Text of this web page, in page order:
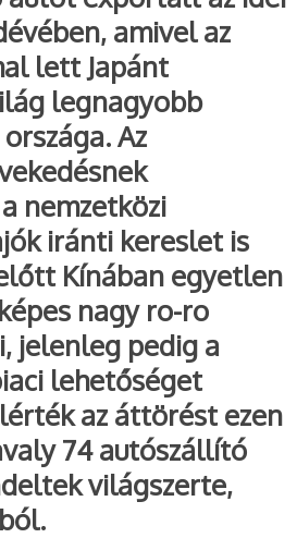
amivel az
lett Japánt
legnagyobb
Az
nemzetközi
iránti kereslet is
Kínában egyetlen
nagy ro-ro
jelenleg pedig a
lehetőséget
az áttörést ezen
74 autószállító
világszerte,